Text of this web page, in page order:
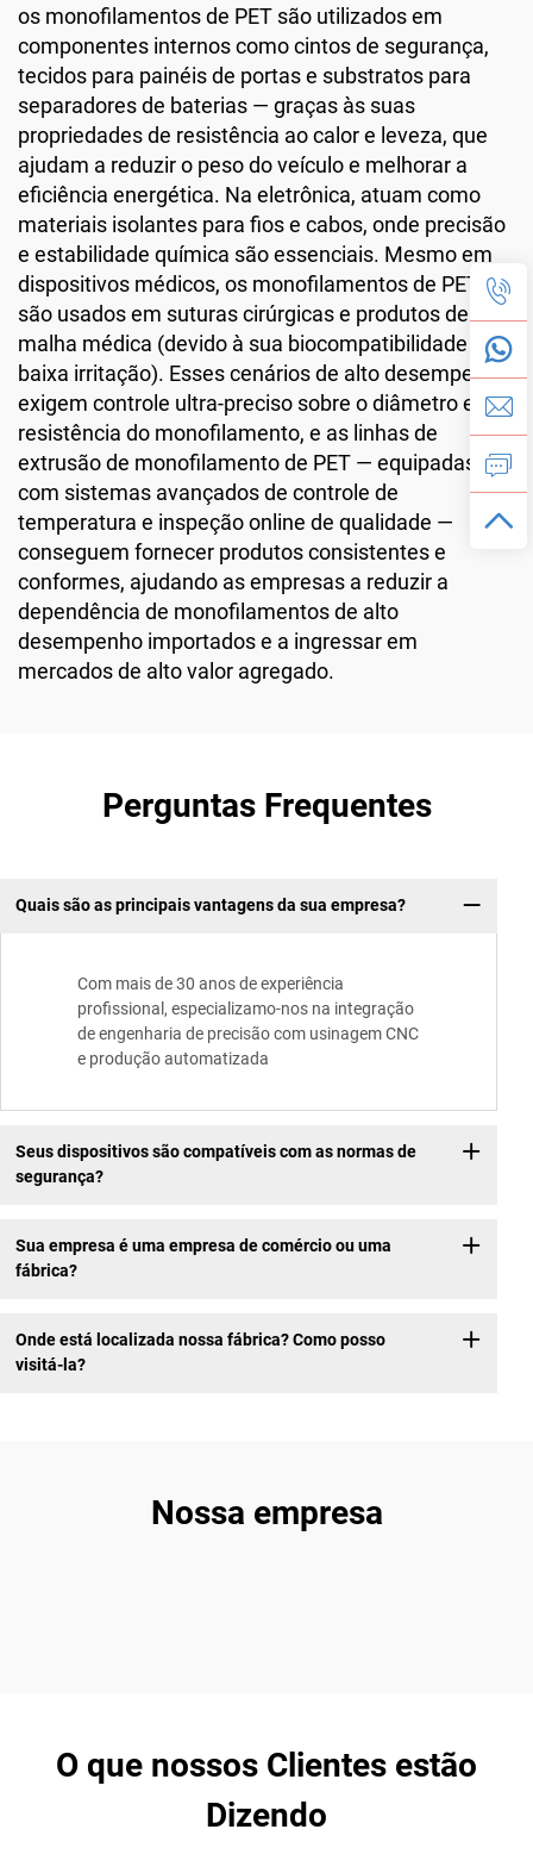
os monofilamentos de PET são utilizados em
componentes internos como cintos de segurança,
tecidos para painéis de portas e substratos para
separadores de baterias — graças às suas
propriedades de resistência ao calor e leveza, que
ajudam a reduzir o peso do veículo e melhorar a
eficiência energética. Na eletrônica, atuam como
materiais isolantes para fios e cabos, onde precisão
e estabilidade química são essenciais. Mesmo em
dispositivos médicos, os monofilamentos de PET
são usados em suturas cirúrgicas e produtos de
malha médica (devido à sua biocompatibilidade e
baixa irritação). Esses cenários de alto desempenho
exigem controle ultra-preciso sobre o diâmetro e a
resistência do monofilamento, e as linhas de
extrusão de monofilamento de PET — equipadas
com sistemas avançados de controle de
temperatura e inspeção online de qualidade —
conseguem fornecer produtos consistentes e
conformes, ajudando as empresas a reduzir a
dependência de monofilamentos de alto
desempenho importados e a ingressar em
mercados de alto valor agregado.
Perguntas Frequentes
Quais são as principais vantagens da sua empresa?
Com mais de 30 anos de experiência
profissional, especializamo-nos na integração
de engenharia de precisão com usinagem CNC
e produção automatizada
Seus dispositivos são compatíveis com as normas de
segurança?
Sua empresa é uma empresa de comércio ou uma
fábrica?
Onde está localizada nossa fábrica? Como posso
visitá-la?
Nossa empresa
O que nossos Clientes estão
Dizendo